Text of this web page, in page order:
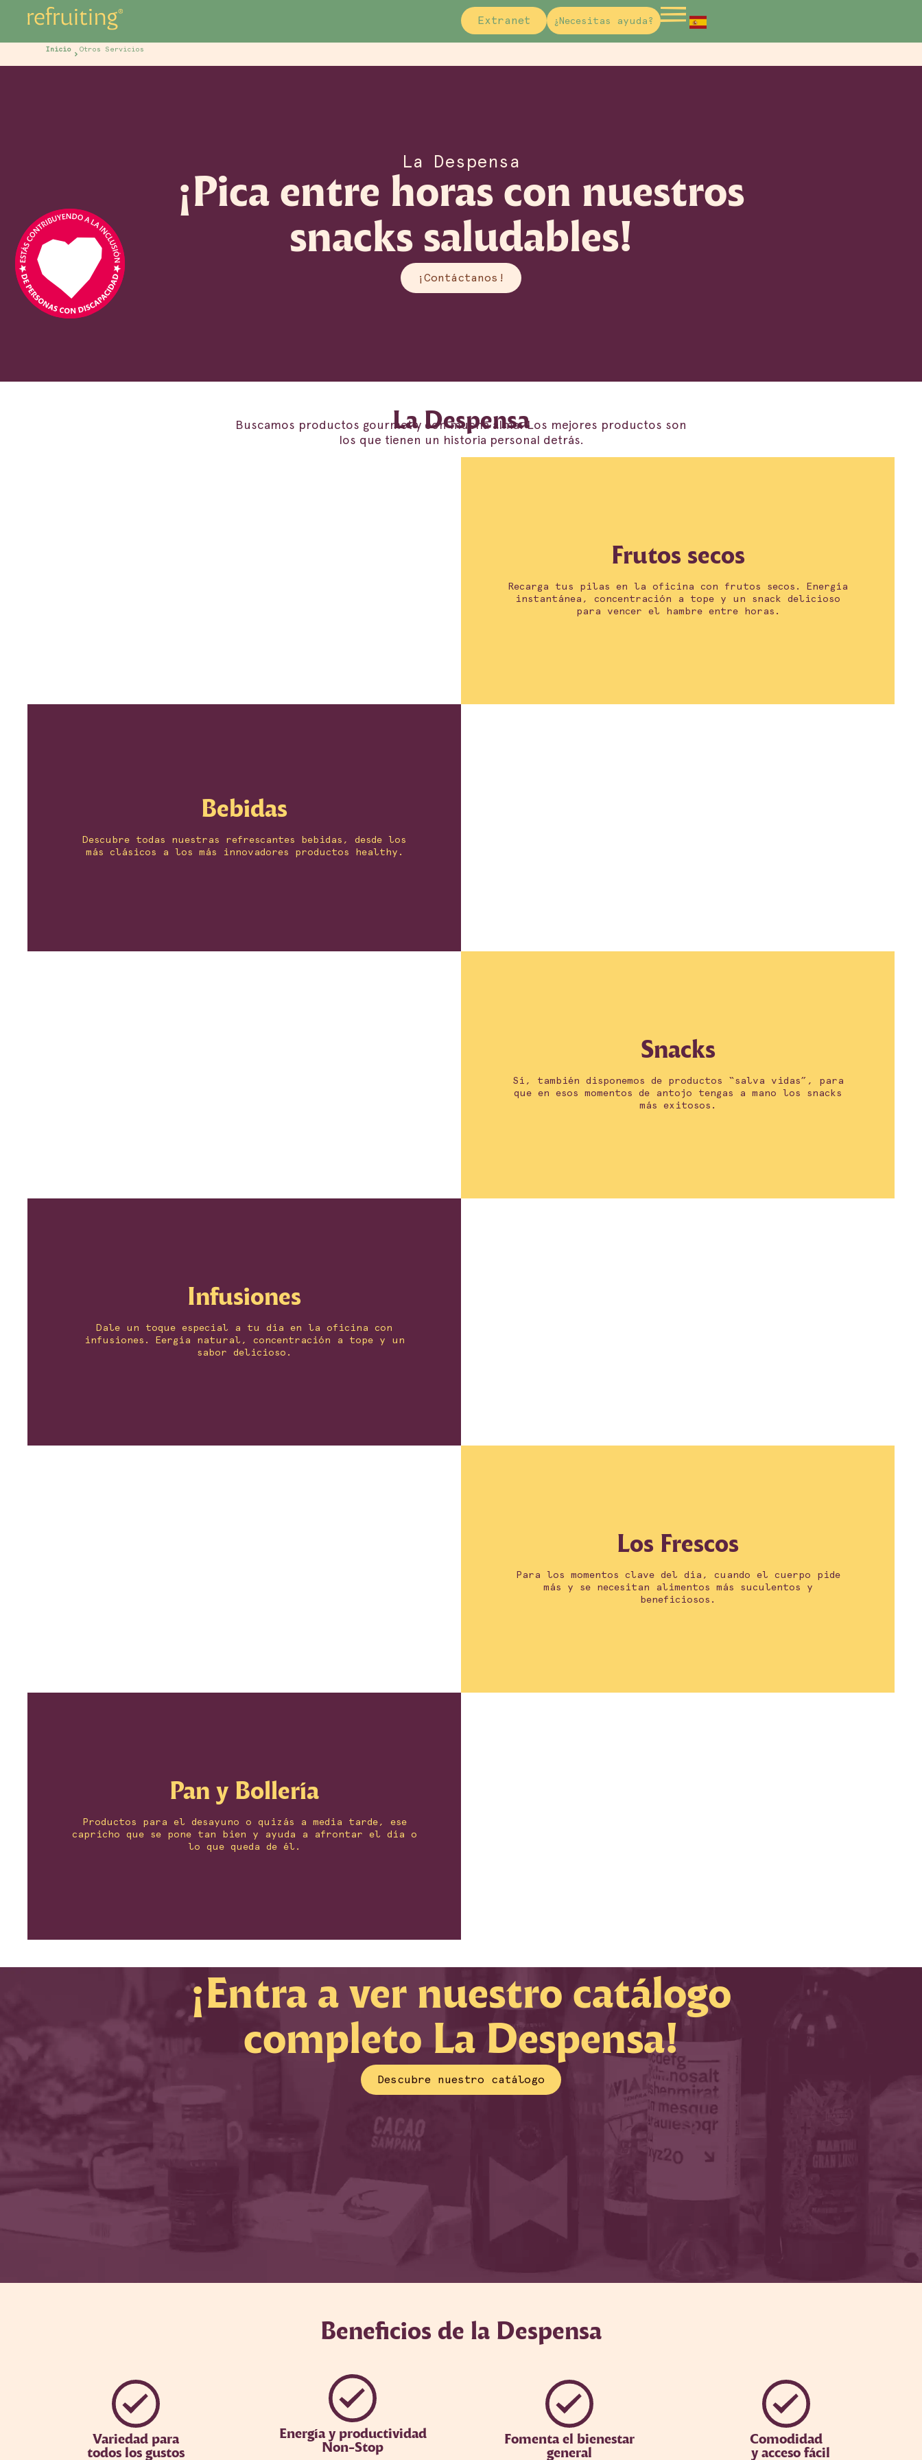
Extranet ¿Necesitas ayuda?
Inicio Otros Servicios
La Despensa
¡Pica entre horas con nuestros
snacks saludables!
¡Contáctanos!
La Despensa
Buscamos productos gourmet y con mucha alma. Los mejores productos son
los que tienen un historia personal detrás.
Frutos secos
Recarga tus pilas en la oficina con frutos secos. Energía
instantánea, concentración a tope y un snack delicioso
para vencer el hambre entre horas.
Bebidas
Descubre todas nuestras refrescantes bebidas, desde los
más clásicos a los más innovadores productos healthy.
Snacks
Sí, también disponemos de productos “salva vidas”, para
que en esos momentos de antojo tengas a mano los snacks
más exitosos.
Infusiones
Dale un toque especial a tu día en la oficina con
infusiones. Eergía natural, concentración a tope y un
sabor delicioso.
Los Frescos
Para los momentos clave del día, cuando el cuerpo pide
más y se necesitan alimentos más suculentos y
beneficiosos.
Pan y Bollería
Productos para el desayuno o quizás a media tarde, ese
capricho que se pone tan bien y ayuda a afrontar el día o
lo que queda de él.
¡Entra a ver nuestro catálogo
completo La Despensa!
Descubre nuestro catálogo
Beneficios de la Despensa
Variedad para
todos los gustos
Energía y productividad
Non-Stop
Fomenta el bienestar
general
Comodidad
y acceso fácil